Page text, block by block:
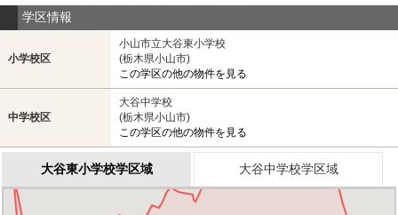
学区情報
小学校区
小山市立大谷東小学校
(栃木県小山市)
この学区の他の物件を見る
中学校区
大谷中学校
(栃木県小山市)
この学区の他の物件を見る
大谷東小学校学区域 大谷中学校学区域